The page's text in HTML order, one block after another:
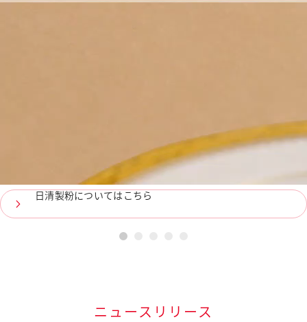
日清製粉についてはこちら
1
ニュースリリース